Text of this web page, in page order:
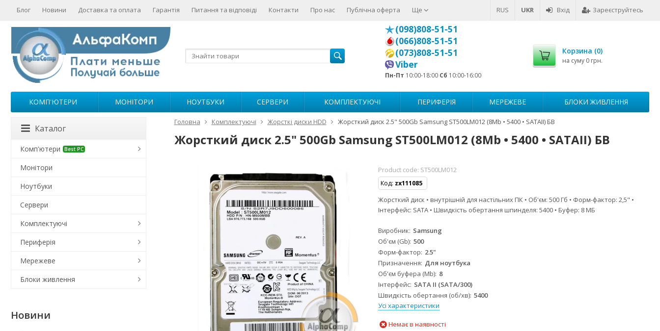
RUS UKR Вхід Зареєструйтесь
Блог Новини Доставка та оплата Гарантія Питання та відповіді Контакти Про нас Публічна оферта Ще
(098)808-51-51
(066)808-51-51
(073)808-51-51
Viber
Пн-Пт 10:00-18:00 Сб 10:00-16:00
Корзина (0)
на суму 0 грн.
КОМП'ЮТЕРИ МОНІТОРИ НОУТБУКИ СЕРВЕРИ КОМПЛЕКТУЮЧІ ПЕРИФЕРІЯ МЕРЕЖЕВЕ БЛОКИ ЖИВЛЕННЯ
Головна Комплектуючі Жорсткі диски HDD Жорсткий диск 2.5" 500Gb Samsung ST500LM012 (8Mb • 5400 • SATAII) БВ
Жорсткий диск 2.5" 500Gb Samsung ST500LM012 (8Mb • 5400 • SATAII) БВ
Product code: ST500LM012
Код: zx111085
Жорсткий диск • внутрішній для настільних ПК • Об'єм: 500 Гб • Форм-фактор: 2,5" •
Інтерфейс: SATA • Швидкість обертання шпинделя: 5400 • Буфер: 8 МБ
Виробник Samsung
Об'єм (Gb) 500
Форм-фактор 2.5"
Призначення Для ноутбука
Об'єм буфера (Mb) 8
Інтерфейс SATA II (SATA/300)
Швидкість обертання (об/хв) 5400
Усі характеристики
Немає в наявності
Каталог
Комп'ютери Best PC
Монітори
Ноутбуки
Сервери
Комплектуючі
Периферія
Мережеве
Блоки живлення
Новини